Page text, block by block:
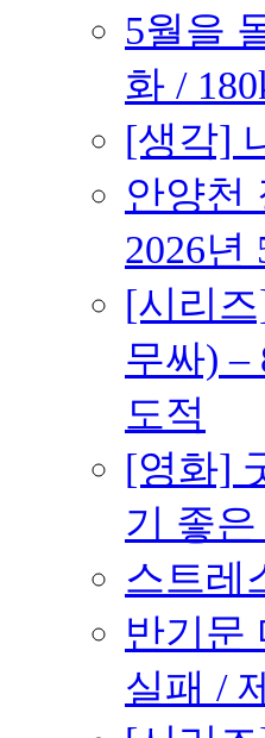
5월을
화 /
[생각]
안양천
2026년
[시리
무싸) –
도적
[영화]
기 좋은
스트레
반기문
실패 /